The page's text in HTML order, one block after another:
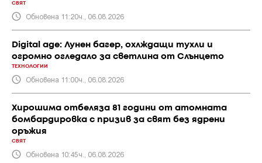
СВЯТ
Обновена 11:20ч., 06.08.2026
Digital age: Лунен багер, охлждащи тухли и
огромно огледало за светлина от Слънцето
ТЕХНОЛОГИИ
Обновена 11:00ч., 06.08.2026
Хирошима отбеляза 81 години от атомната
бомбардировка с призив за свят без ядрени
оръжия
СВЯТ
Обновена 10:45ч., 06.08.2026